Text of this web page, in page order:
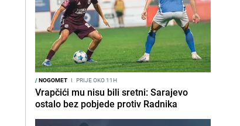
/NOGOMET I PRIJE OKO 11H
Vrapčići mu nisu bili sretni: Sarajevo
ostalo bez pobjede protiv Radnika